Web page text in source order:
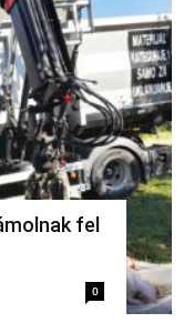
fel
0